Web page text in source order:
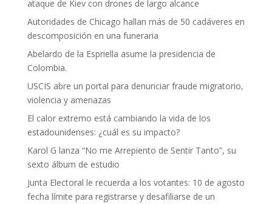
ataque de Kiev con drones de largo alcance
Autoridades de Chicago hallan más de 50 cadáveres en
descomposición en una funeraria
Abelardo de la Espriella asume la presidencia de
Colombia.
USCIS abre un portal para denunciar fraude migratorio,
violencia y amenazas
El calor extremo está cambiando la vida de los
estadounidenses: ¿cuál es su impacto?
Karol G lanza “No me Arrepiento de Sentir Tanto”, su
sexto álbum de estudio
Junta Electoral le recuerda a los votantes: 10 de agosto
fecha límite para registrarse y desafiliarse de un